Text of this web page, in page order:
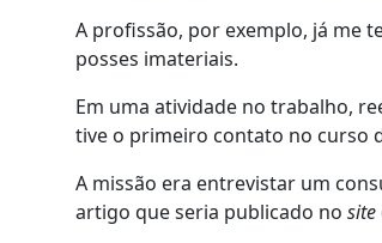
A profissão, por exemplo, já me
posses imateriais.
Em uma atividade no trabalho,
tive o primeiro contato no curso
A missão era entrevistar um
artigo que seria publicado nosite